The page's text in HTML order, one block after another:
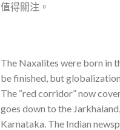
值得關注。
The Naxalites were born in
be finished, but
The “red corridor” now
goes down to the
Karnataka. The Indian